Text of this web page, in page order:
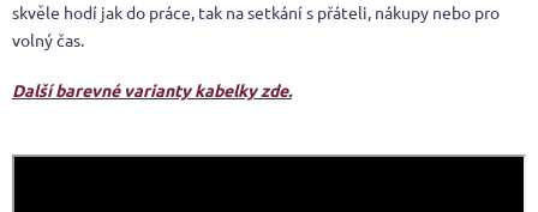
skvěle hodí jak do práce, tak na setkání s přáteli, nákupy nebo pro
volný čas.
Další barevné varianty kabelky zde.